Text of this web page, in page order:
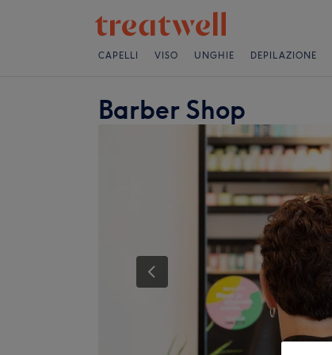
CAPELLI VISO UNGHIE DEPILAZIONE
Barber Shop